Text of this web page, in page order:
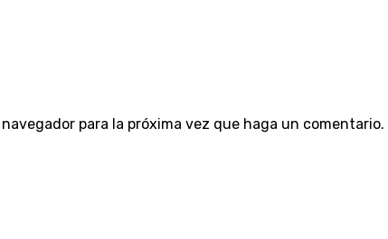
para la próxima vez que haga un comentario.